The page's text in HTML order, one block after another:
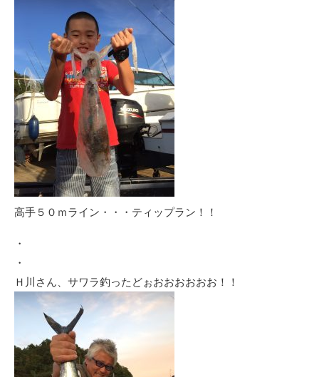
高手５０ｍライン・・・ティップラン！！
・
・
Ｈ川さん、サワラ釣ったどぉおおおおおお！！